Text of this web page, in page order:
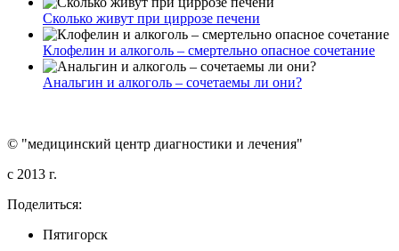
Сколько живут при циррозе печени
Клофелин и алкоголь – смертельно опасное сочетание
Анальгин и алкоголь – сочетаемы ли они?
© "медицинский центр диагностики и лечения"
c 2013 г.
Поделиться:
Пятигорск